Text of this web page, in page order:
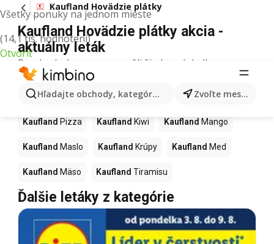
Všetky ponuky na jednom mieste
(14,1 tis. hodnotení)
Otvoriť
Hľadajte obchody, kategórie, produkty... Zvoľte mesto
Kaufland Hovädzie plátky
Kaufland Hovädzie plátky akcia -
aktuálny leták
Pre daný výraz sme nenašli žiadne výsledky.
Ďalšie produkty v obchodoch
Kaufland
Kaufland Pizza Kaufland Kiwi Kaufland Mango
Kaufland Maslo Kaufland Krúpy Kaufland Med
Kaufland Mäso Kaufland Tiramisu
Ďalšie letáky z kategórie